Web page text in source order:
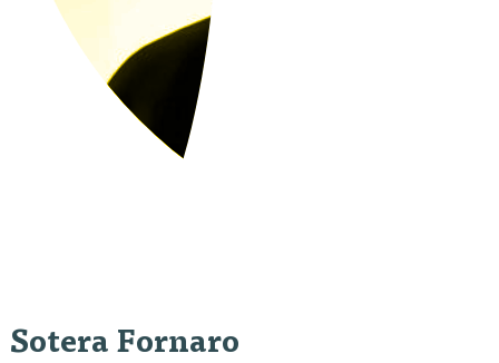
Sotera Fornaro